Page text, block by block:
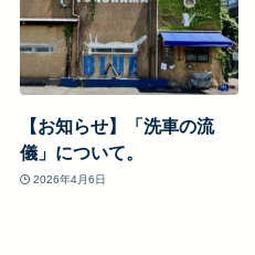
【お知らせ】「洗車の流
儀」について。
2026年4月6日